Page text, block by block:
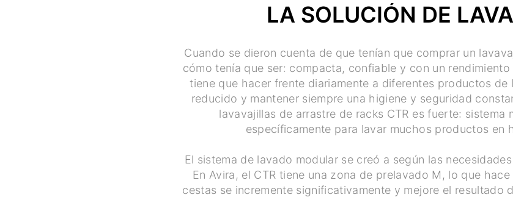
LA SOLUCIÓN DE
Cuando se dieron cuenta de que tenían que comprar un
cómo tenía que ser: compacta, confiable y con un
tiene que hacer frente diariamente a diferentes productos de
reducido y mantener siempre una higiene y seguridad
lavavajillas de arrastre de racks CTR es fuerte: sistema
específicamente para lavar muchos productos en
El sistema de lavado modular se creó a según las
En Avira, el CTR tiene una zona de prelavado M, lo que
cestas se incremente significativamente y mejore el resultado